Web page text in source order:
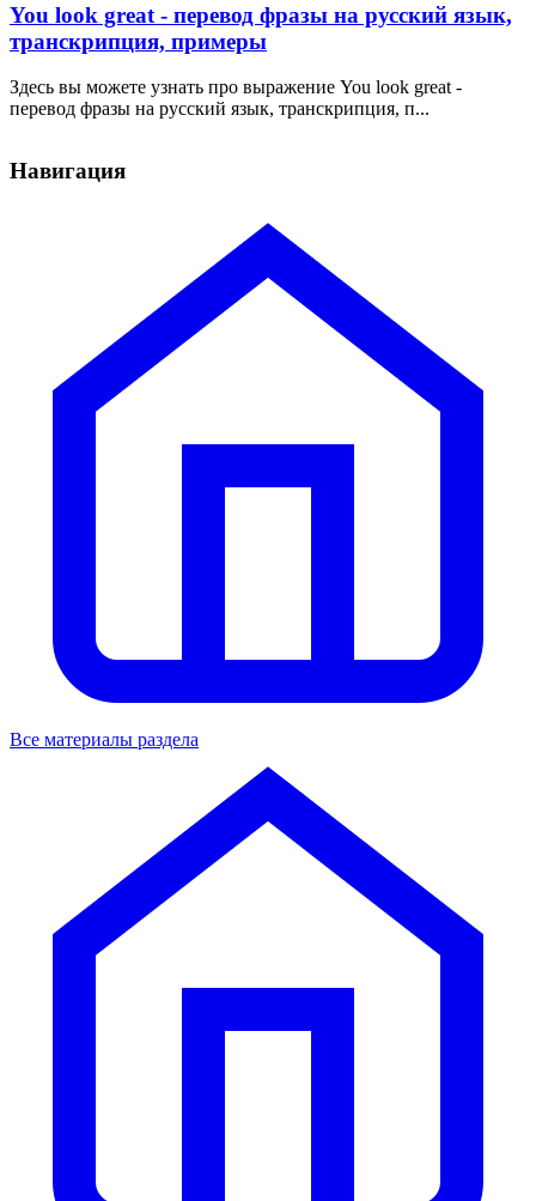
You look great - перевод фразы на русский язык,
транскрипция, примеры
Здесь вы можете узнать про выражение You look great -
перевод фразы на русский язык, транскрипция, п...
Навигация
Все материалы раздела